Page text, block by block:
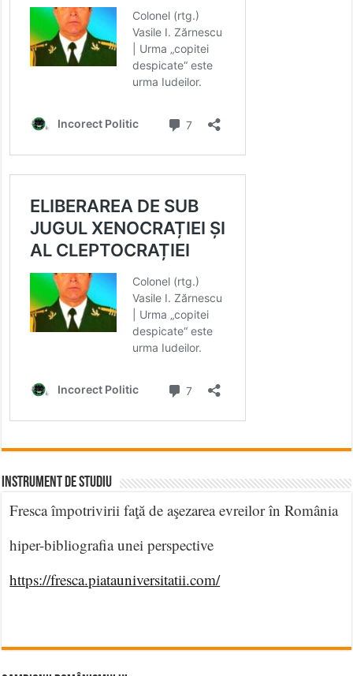
INSTRUMENT DE STUDIU
Fresca împotrivirii faţă de aşezarea evreilor în România
hiper-bibliografia unei perspective
https://fresca.piatauniversitatii.com/